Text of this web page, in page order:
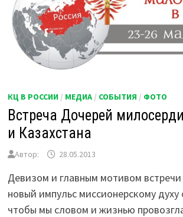
КЦ В РОССИИ / МЕДИА / СОБЫТИЯ / ФОТО
Встреча Дочерей
и Казахстана
Автор: 28.05.2013
Девизом и главным мотивом
новый импульс миссионерскому
чтобы мы словом и жизнью